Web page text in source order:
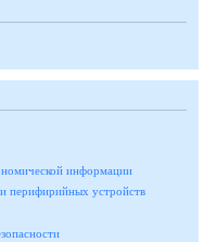
информации
перифирийных устройств